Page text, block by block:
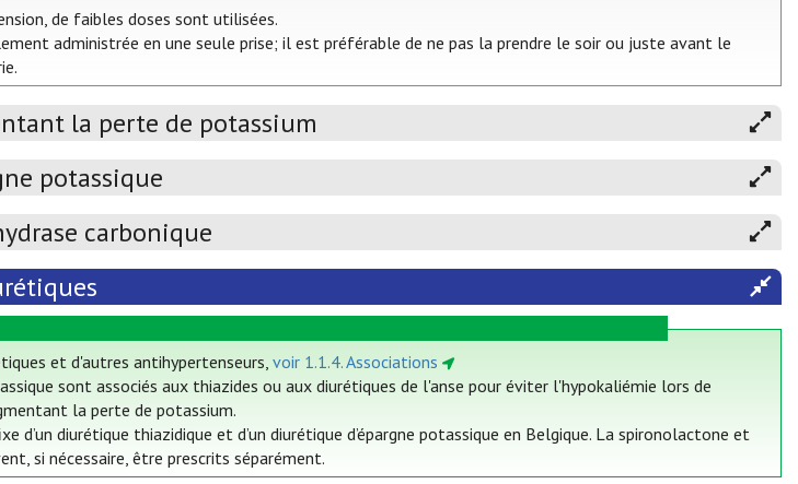
de faibles doses sont utilisées.
administrée en une seule prise; il est préférable de ne pas la prendre le soir ou juste avant le
la perte de potassium
potassique
carbonique
et d'autres antihypertenseurs,voir 1.1.4. Associations
sont associés aux thiazides ou aux diurétiques de l'anse pour éviter l'hypokaliémie lors de
la perte de potassium.
d’un diurétique thiazidique et d’un diurétique d’épargne potassique en Belgique. La spironolactone et
si nécessaire, être prescrits séparément.